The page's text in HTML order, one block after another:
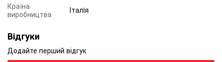
Країна
виробництва
Iталiя
Відгуки
Додайте перший відгук